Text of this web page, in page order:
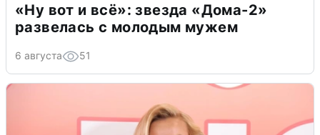
«Ну вот и всё»: звезда «Дома-2»
развелась с молодым мужем
6 августа 51